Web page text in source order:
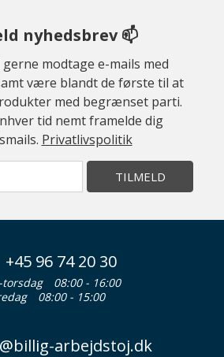
nyhedsbrev 📫
gerne modtage e-mails med
være blandt de første til at
med begrænset parti.
tid nemt framelde dig
Privatlivspolitik
TILMELD
+45 96 74 20 30
08:00 - 16:00
08:00 - 15:00
arbejdstoj.dk